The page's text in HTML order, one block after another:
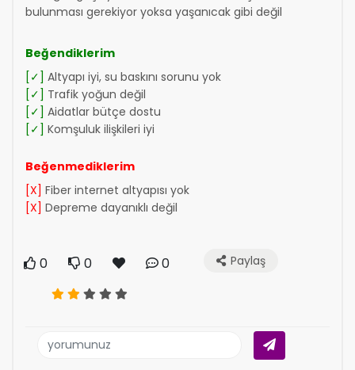
bulunması gerekiyor yoksa yaşanıcak gibi değil
Beğendiklerim
[✓] Altyapı iyi, su baskını sorunu yok
[✓] Trafik yoğun değil
[✓] Aidatlar bütçe dostu
[✓] Komşuluk ilişkileri iyi
Beğenmediklerim
[X] Fiber internet altyapısı yok
[X] Depreme dayanıklı değil
0 0 0 Paylaş